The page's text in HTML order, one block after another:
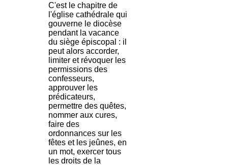
C'est le chapitre de
l'église cathédrale qui
gouverne le diocèse
pendant la vacance
du siège épiscopal : il
peut alors accorder,
limiter et révoquer les
permissions des
confesseurs,
approuver les
prédicateurs,
permettre des quêtes,
nommer aux cures,
faire des
ordonnances sur les
fêtes et les jeûnes, en
un mot, exercer tous
les droits de la